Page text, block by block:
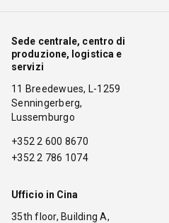
Sede centrale, centro di
produzione, logistica e
servizi
11 Breedewues, L-1259
Senningerberg,
Lussemburgo
+352 2 600 8670
+352 2 786 1074
Ufficio in Cina
35th floor, Building A,